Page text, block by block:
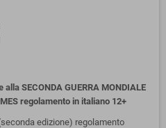
SECONDA GUERRA MONDIALE
regolamento in italiano 12+
edizione) regolamento